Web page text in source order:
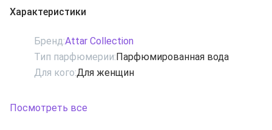
элегантной дамой с манерами и тактом - той, которая
не играет со своими эмоциями, не шокирует, не
своей жизнью». Так на сайте торговой марки Attar
Collection описывается парфюмерная композиция
Areej. Это мягкий жемчужный аромат без единого
композиции и её неповторимый восточный стиль.
Характеристики
Бренд:Attar Collection
Тип парфюмерии:Парфюмированная вода
Для кого:Для женщин
Посмотреть все